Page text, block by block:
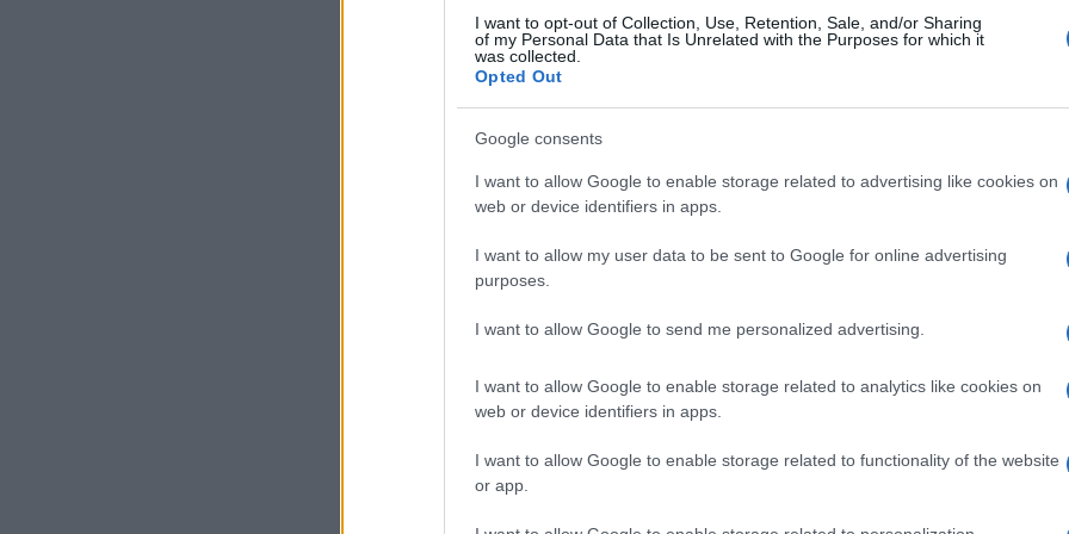
I want to opt-out of Collection, Use, Retention, Sale, and/or Sharing
of my Personal Data that Is Unrelated with the Purposes for which it
was collected.
Opted Out
Google consents
I want to allow Google to enable storage related to advertising like cookies on
web or device identifiers in apps.
I want to allow my user data to be sent to Google for online advertising
purposes.
I want to allow Google to send me personalized advertising.
I want to allow Google to enable storage related to analytics like cookies on
web or device identifiers in apps.
I want to allow Google to enable storage related to functionality of the website
or app.
A jelentés szerint az egyiptomi nemzetbiztonsági
részt vesznek a vizsgálatban.
Kedden felkerült az internetre egy kevéssé ismert
Mohamed Szalah mártírjai” vállalta a felelősséget a
Kipper a Moszadnak gyűjtött hírszerzési
fedőtevékenységként használta.
elleni harcában”
– áll a közleményben, hozzátéve, hogy a „gázai nép